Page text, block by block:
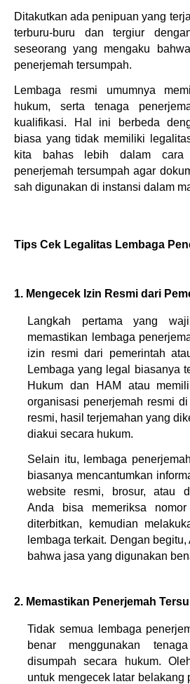
Ditakutkan ada penipuan yang
terburu-buru dan tergiur
seseorang yang mengaku
penerjemah tersumpah.
Lembaga resmi umumnya
hukum, serta tenaga
kualifikasi. Hal ini berbeda
biasa yang tidak memiliki
kita bahas lebih dalam cara
penerjemah tersumpah agar
sah digunakan di instansi dalam
Tips Cek Legalitas Lembaga
1. Mengecek Izin Resmi dari
Langkah pertama yang
memastikan lembaga
izin resmi dari pemerintah
Lembaga yang legal biasanya
Hukum dan HAM atau
organisasi penerjemah resmi
resmi, hasil terjemahan yang
diakui secara hukum.
Selain itu, lembaga
biasanya mencantumkan
website resmi, brosur, atau
Anda bisa memeriksa
diterbitkan, kemudian
lembaga terkait. Dengan
bahwa jasa yang digunakan
2. Memastikan Penerjemah
Tidak semua lembaga
benar menggunakan
disumpah secara hukum.
untuk mengecek latar belakang